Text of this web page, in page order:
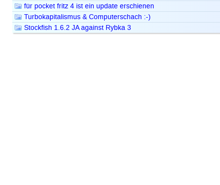
für pocket fritz 4 ist ein update erschienen
Turbokapitalismus & Computerschach :-)
Stockfish 1.6.2 JA against Rybka 3